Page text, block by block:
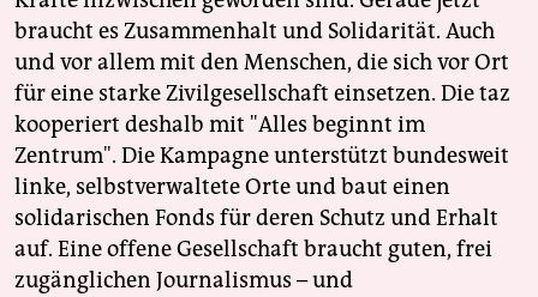
braucht es Zusammenhalt und Solidarität. Auch
und vor allem mit den Menschen, die sich vor Ort
für eine starke Zivilgesellschaft einsetzen. Die taz
kooperiert deshalb mit "Alles beginnt im
Zentrum". Die Kampagne unterstützt bundesweit
linke, selbstverwaltete Orte und baut einen
solidarischen Fonds für deren Schutz und Erhalt
auf. Eine offene Gesellschaft braucht guten, frei
zugänglichen Journalismus – und